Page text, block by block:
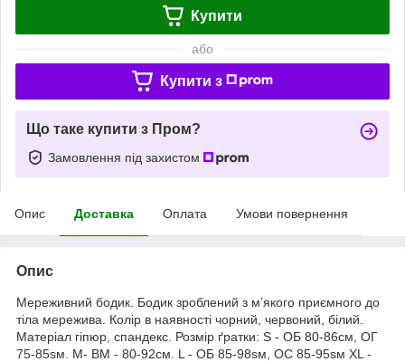
Купити
або
Купити з
Що таке купити з Пром?
Замовлення під захистом
Опис Доставка Оплата Умови повернення
Опис
Мереживний бодик. Бодик зроблений з м’якого приємного до
тіла мережива. Колір в наявності чорний, червоний, білий.
Матеріал гіпюр, спандекс. Розмір ґратки: S - ОБ 80-86cм, ОГ
75-85sм. М- ВМ - 80-92см. L - ОБ 85-98sм, ОС 85-95sм XL -